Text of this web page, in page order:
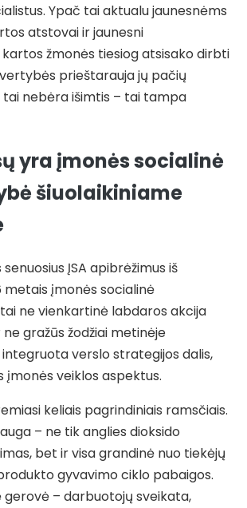
Ypač tai aktualu jaunesnėms
atstovai ir jaunesni
žmonės tiesiog atsisako dirbti
prieštarauja jų pačių
tai nebėra išimtis – tai tampa
yra įmonės socialinė
šiuolaikiniame
ĮSA apibrėžimus iš
metais įmonės socialinė
ne vienkartinė labdaros akcija
gražūs žodžiai metinėje
verslo strategijos dalis,
įmonės veiklos aspektus.
keliais pagrindiniais ramsčiais.
– ne tik anglies dioksido
bet ir visa grandinė nuo tiekėjų
gyvavimo ciklo pabaigos.
gerovė – darbuotojų sveikata,